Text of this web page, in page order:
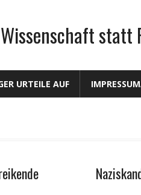
statt
URTEILE AUF